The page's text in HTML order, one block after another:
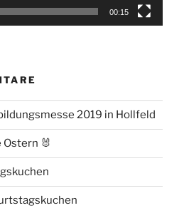
00:15
2019 in Hollfeld
Ostern 🐰